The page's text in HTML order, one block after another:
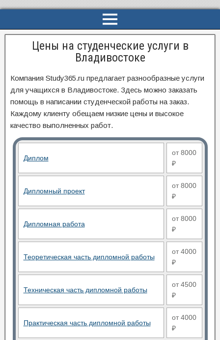
Цены на студенческие услуги в
Владивостоке
Компания Study365.ru предлагает разнообразные услуги
для учащихся в Владивостоке. Здесь можно заказать
помощь в написании студенческой работы на заказ.
Каждому клиенту обещаем низкие цены и высокое
качество выполненных работ.
Диплом
от 8000
₽
Дипломный проект
от 8000
₽
Дипломная работа
от 8000
₽
Теоретическая часть дипломной работы
от 4000
₽
Техническая часть дипломной работы
от 4500
₽
Практическая часть дипломной работы
от 4000
₽